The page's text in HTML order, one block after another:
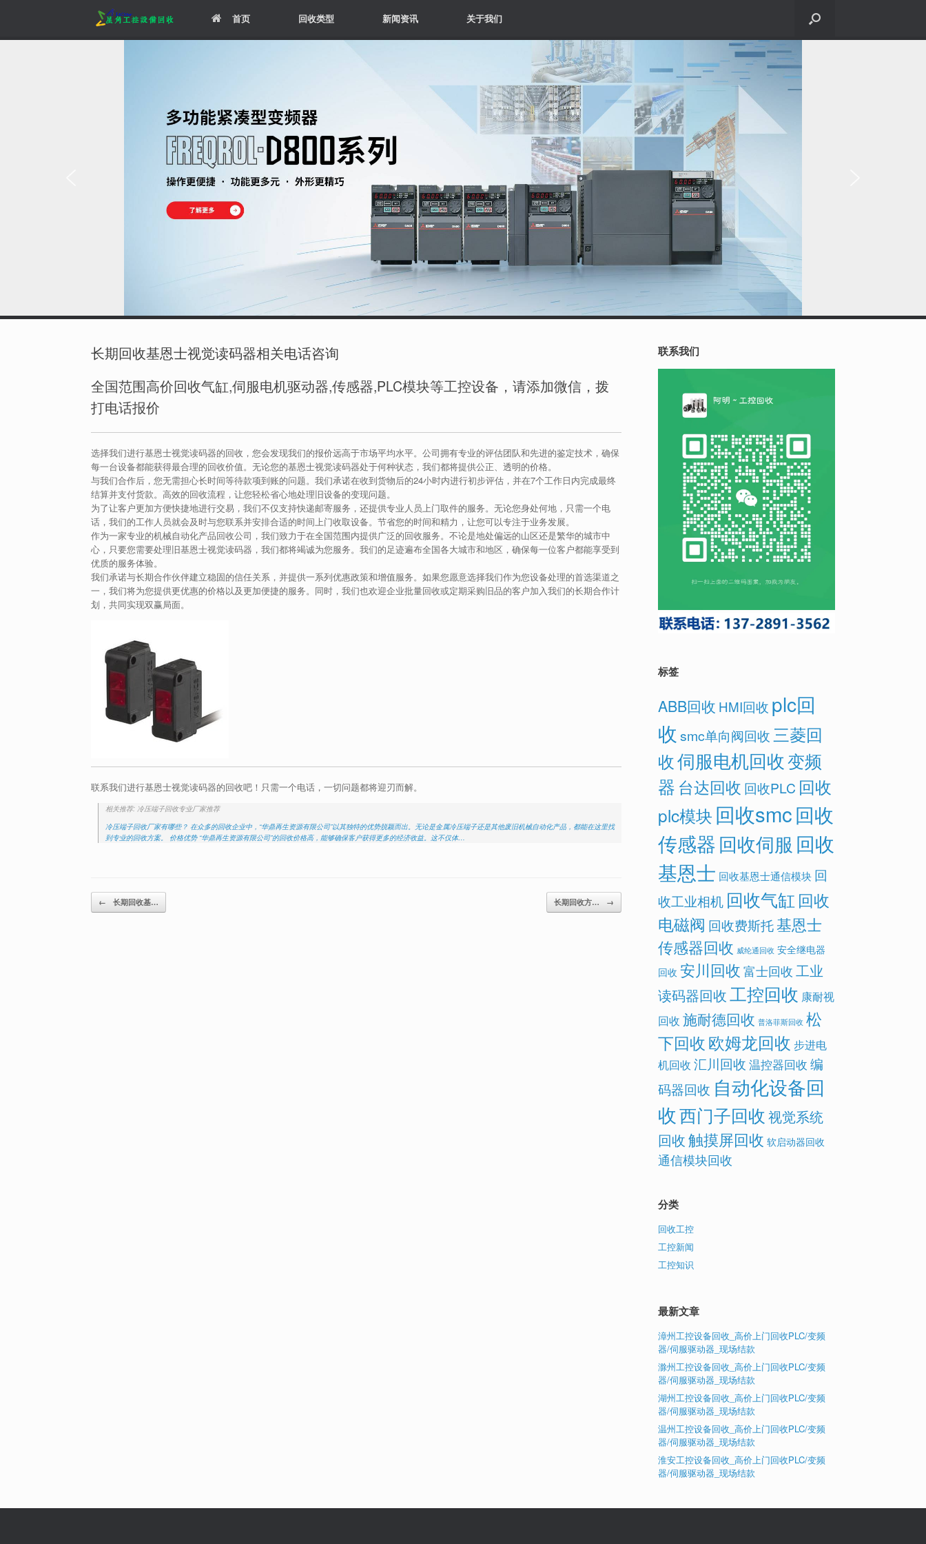
首页 回收类型 新闻资讯 关于我们
长期回收基恩士视觉读码器相关电话咨询
全国范围高价回收气缸,伺服电机驱动器,传感器,PLC模块等工控设备，请添加微信，拨
打电话报价
选择我们进行基恩士视觉读码器的回收，您会发现我们的报价远高于市场平均水平。公司拥有专业的评估团队和先进的鉴定技术，确保
每一台设备都能获得最合理的回收价值。无论您的基恩士视觉读码器处于何种状态，我们都将提供公正、透明的价格。
与我们合作后，您无需担心长时间等待款项到账的问题。我们承诺在收到货物后的24小时内进行初步评估，并在7个工作日内完成最终
结算并支付货款。高效的回收流程，让您轻松省心地处理旧设备的变现问题。
为了让客户更加方便快捷地进行交易，我们不仅支持快递邮寄服务，还提供专业人员上门取件的服务。无论您身处何地，只需一个电
话，我们的工作人员就会及时与您联系并安排合适的时间上门收取设备。节省您的时间和精力，让您可以专注于业务发展。
作为一家专业的机械自动化产品回收公司，我们致力于在全国范围内提供广泛的回收服务。不论是地处偏远的山区还是繁华的城市中
心，只要您需要处理旧基恩士视觉读码器，我们都将竭诚为您服务。我们的足迹遍布全国各大城市和地区，确保每一位客户都能享受到
优质的服务体验。
我们承诺与长期合作伙伴建立稳固的信任关系，并提供一系列优惠政策和增值服务。如果您愿意选择我们作为您设备处理的首选渠道之
一，我们将为您提供更优惠的价格以及更加便捷的服务。同时，我们也欢迎企业批量回收或定期采购旧品的客户加入我们的长期合作计
划，共同实现双赢局面。
联系我们进行基恩士视觉读码器的回收吧！只需一个电话，一切问题都将迎刃而解。
相关推荐: 冷压端子回收专业厂家推荐
冷压端子回收厂家有哪些？ 在众多的回收企业中，“华鼎再生资源有限公司”以其独特的优势脱颖而出。无论是金属冷压端子还是其他废旧机械自动化产品，都能在这里找
到专业的回收方案。 价格优势 “华鼎再生资源有限公司”的回收价格高，能够确保客户获得更多的经济收益。这不仅体…
Post navigation
← 长期回收基… 长期回收方… →
联系我们
标签
ABB回收 HMI回收 plc回
收 smc单向阀回收三菱回
收伺服电机回收变频
器 台达回收 回收PLC 回收
plc模块 回收smc回收
传感器回收伺服 回收
基恩士 回收基恩士通信模块 回
收工业相机 回收气缸 回收
电磁阀 回收费斯托基恩士
传感器回收 威纶通回收 安全继电器
回收 安川回收 富士回收 工业
读码器回收工控回收 康耐视
回收 施耐德回收 普洛菲斯回收 松
下回收欧姆龙回收 步进电
机回收 汇川回收 温控器回收 编
码器回收 自动化设备回
收西门子回收视觉系统
回收触摸屏回收 软启动器回收
通信模块回收
分类
回收工控
工控新闻
工控知识
最新文章
漳州工控设备回收_高价上门回收PLC/变频
器/伺服驱动器_现场结款
滁州工控设备回收_高价上门回收PLC/变频
器/伺服驱动器_现场结款
湖州工控设备回收_高价上门回收PLC/变频
器/伺服驱动器_现场结款
温州工控设备回收_高价上门回收PLC/变频
器/伺服驱动器_现场结款
淮安工控设备回收_高价上门回收PLC/变频
器/伺服驱动器_现场结款